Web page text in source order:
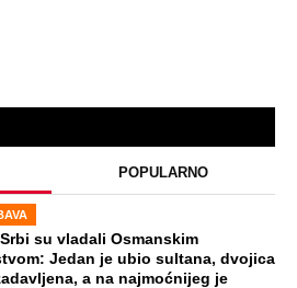
POPULARNO
su vladali Osmanskim
Jedan je ubio sultana, dvojica
a na najmoćnijeg je